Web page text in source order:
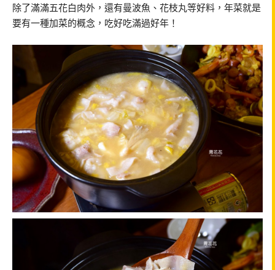
除了滿滿五花白肉外，還有曼波魚、花枝丸等好料，年菜就是
要有一種加菜的概念，吃好吃滿過好年！